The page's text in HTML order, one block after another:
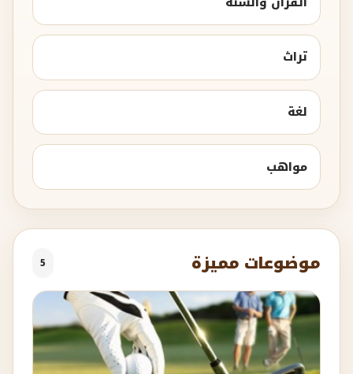
تراث
لغة
مواهب
موضوعات مميزة 5